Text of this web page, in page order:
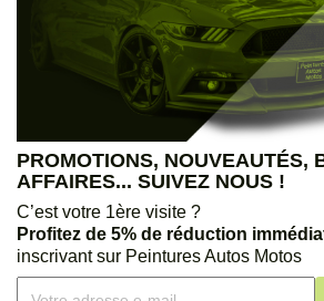
PROMOTIONS, NOUVEAUTÉS,
AFFAIRES... SUIVEZ NOUS !
C’est votre 1ère visite ?
Profitez de 5% de réduction
inscrivant sur Peintures Autos Motos